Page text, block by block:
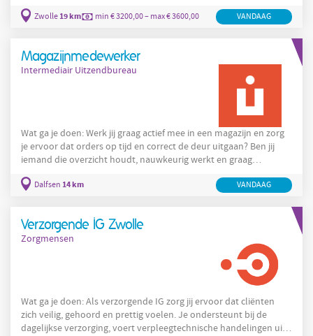
kwaliteit centraal staan. Samen werk je aan uiteenlopende
resultaat waar je trots op kunt zijn. Over de functie
Zwolle19 km min € 3200,00 – max € 3600,00 VANDAAG
Magazijnmedewerker
Intermediair Uitzendbureau
Wat ga je doen: Werk jij graag actief mee in een magazijn en zorg
je ervoor dat orders op tijd en correct de deur uitgaan? Ben jij
iemand die overzicht houdt, nauwkeurig werkt en graag
magazijnmedewerker in Dalfsen iets voor jou. Als
met een kop koffie en een korte afstemming met het team.
Daarna ga je aan de
Dalfsen 14 km VANDAAG
Verzorgende IG Zwolle
Zorgmensen
Wat ga je doen: Als verzorgende IG zorg jij ervoor dat cliënten
zich veilig, gehoord en prettig voelen. Je ondersteunt bij de
dagelijkse verzorging, voert verpleegtechnische handelingen uit